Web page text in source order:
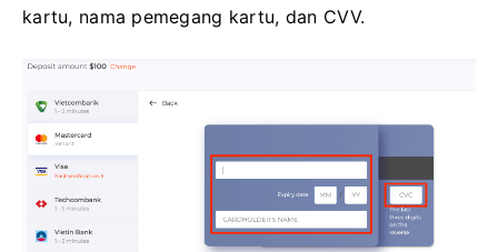
kartu, nama pemegang kartu, dan CVV.